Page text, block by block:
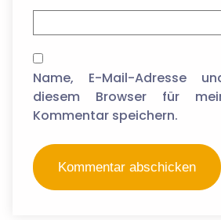
Name, E-Mail-Adresse
diesem Browser für
Kommentar speichern.